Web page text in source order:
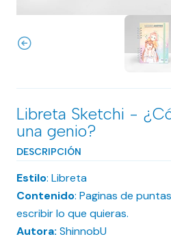
Libreta Sketchi -
una genio?
DESCRIPCIÓN
Estilo: Libreta
Contenido: Paginas de
escribir lo que quieras.
Autora: ShinnobU